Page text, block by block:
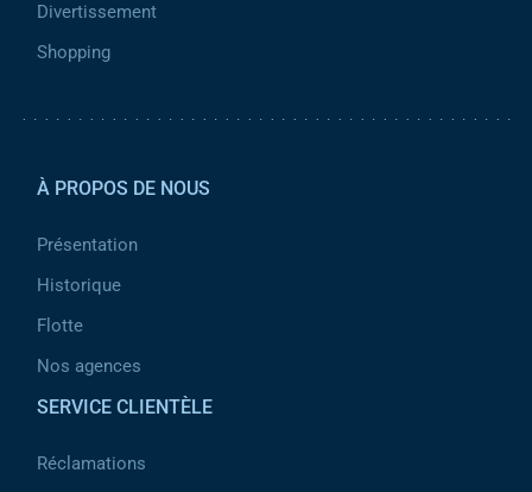
Divertissement
Shopping
À PROPOS DE NOUS
Présentation
Historique
Flotte
Nos agences
SERVICE CLIENTÈLE
Réclamations